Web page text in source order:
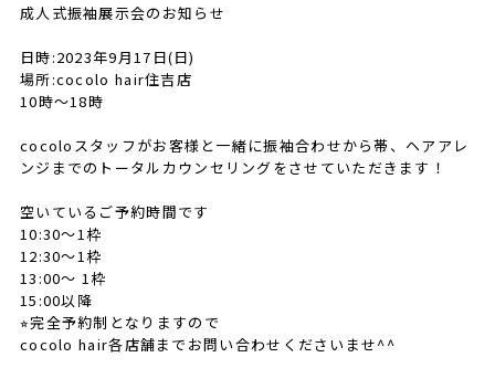
成人式振袖展示会のお知らせ
日時:2023年9月17日(日)
場所:cocolo hair住吉店
10時〜18時
cocoloスタッフがお客様と一緒に振袖合わせから帯、ヘアアレ
ンジまでのトータルカウンセリングをさせていただきます！
空いているご予約時間です
10:30〜1枠
12:30〜1枠
13:00〜 1枠
15:00以降
⭐︎完全予約制となりますので
cocolo hair各店舗までお問い合わせくださいませ^^